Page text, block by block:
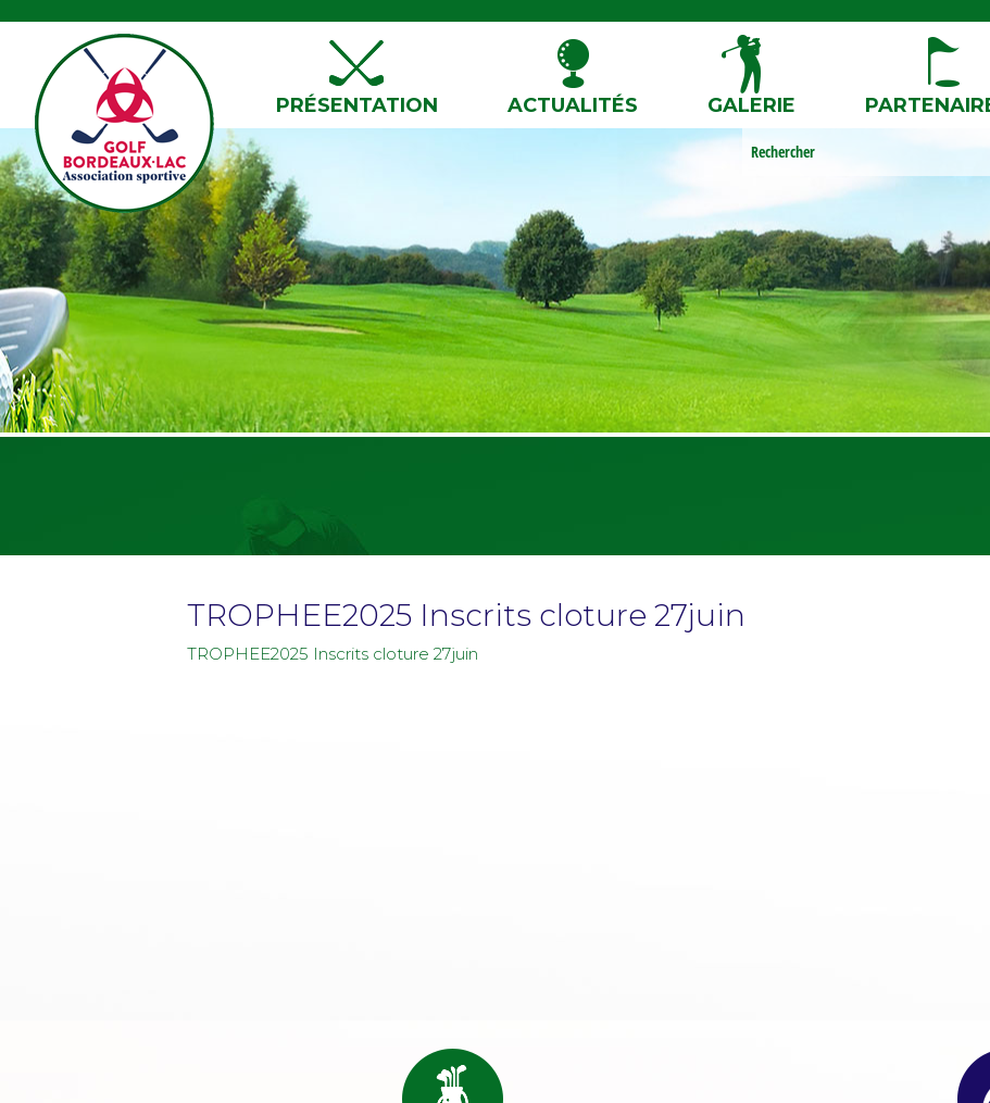
PRÉSENTATION ACTUALITÉS GALERIE
TROPHEE2025 Inscrits cloture 27juin
TROPHEE2025 Inscrits cloture 27juin